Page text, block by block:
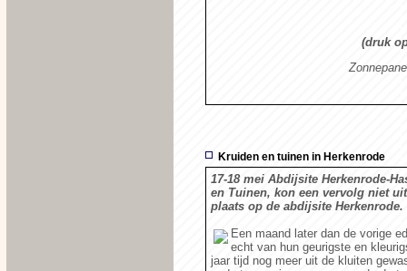
(druk
Kruiden en tuinen in Herkenrode
17-18 mei Abdijsite Herkenrode-
en Tuinen, kon een vervolg niet
plaats op de abdijsite Herkenrode.
Een maand later dan de vorige
echt van hun geurigste en
jaar tijd nog meer uit de kluiten